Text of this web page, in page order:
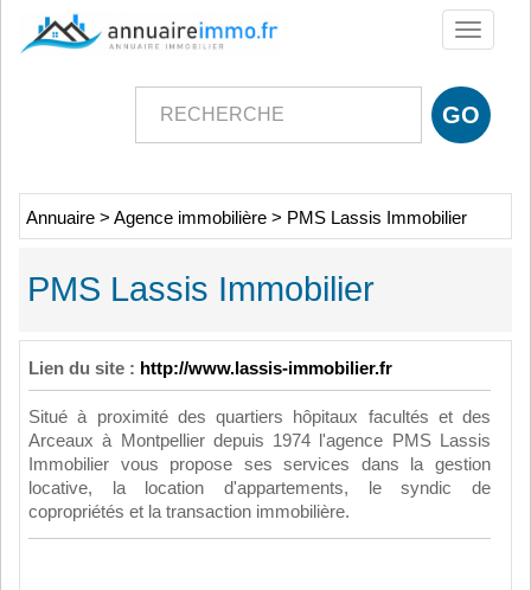
Toggle
Annuaire > Agence immobilière > PMS Lassis Immobilier
PMS Lassis Immobilier
Lien du site : http://www.lassis-immobilier.fr
Situé à proximité des quartiers hôpitaux facultés et des
Arceaux à Montpellier depuis 1974 l'agence PMS Lassis
Immobilier vous propose ses services dans la gestion
locative, la location d'appartements, le syndic de
copropriétés et la transaction immobilière.